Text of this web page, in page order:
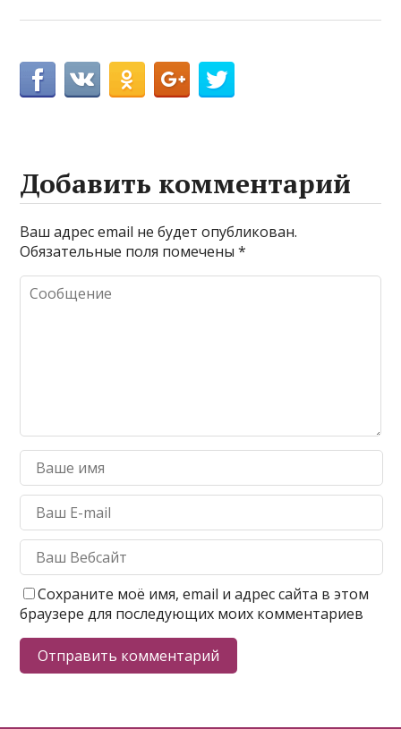
Добавить комментарий
Ваш адрес email не будет опубликован.
Обязательные поля помечены*
Сохраните моё имя, email и адрес сайта в этом
браузере для последующих моих комментариев